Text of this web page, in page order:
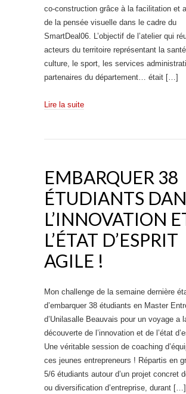
co-construction grâce à la facilitation et
de la pensée visuelle dans le cadre du
SmartDeal06. L’objectif de l’atelier qui
acteurs du territoire représentant la
culture, le sport, les services
partenaires du département… était […]
Lire la suite
EMBARQUER 38
ÉTUDIANTS
L’INNOVATION
L’ÉTAT D’ESPRIT
AGILE !
Mon challenge de la semaine dernière
d’embarquer 38 étudiants en Master
d’Unilasalle Beauvais pour un voyage a
découverte de l’innovation et de l’état
Une véritable session de coaching
ces jeunes entrepreneurs ! Répartis en
5/6 étudiants autour d’un projet concret
ou diversification d’entreprise, durant […]